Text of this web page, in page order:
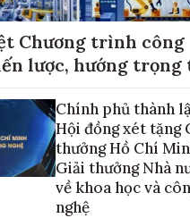
Chương trình công
lược, hướng trọng
Chính phủ thành
Hội đồng xét tặng
thưởng Hồ Chí
Giải thưởng Nhà
về khoa học và
nghệ